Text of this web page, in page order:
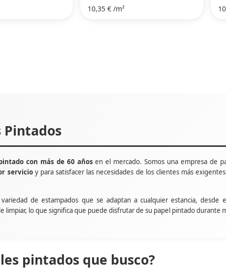
10,35 € /m²
Pintados
con más de 60 años en el mercado. Somos una empresa de
servicioy para satisfacer las necesidades de los clientes más
de estampados que se adaptan a cualquier estancia, desde
limpiar, lo que significa que puede disfrutar de su papel pintado durante
pintados que busco?